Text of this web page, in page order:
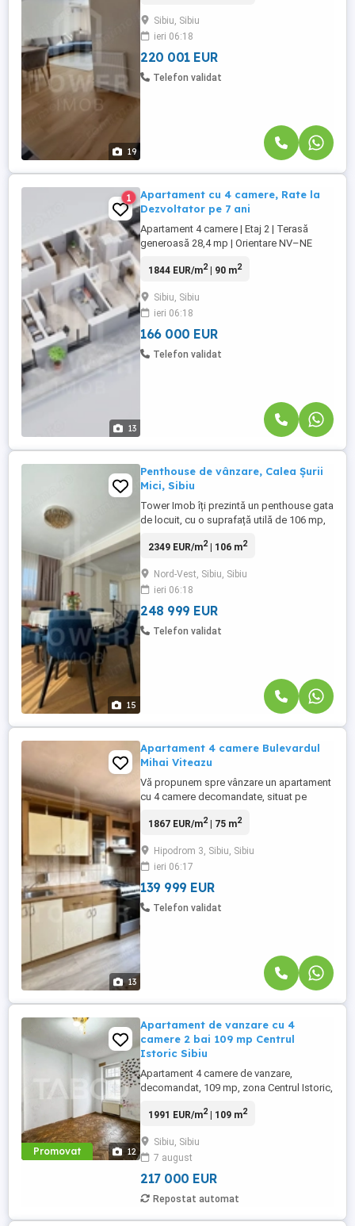
19
suprafața utilă). Compartimentare: 4
camere Living open-space cu bucătărie 2
dormitoare Birou 2 băi Hol Pod ...
Sibiu, Sibiu
ieri 06:18
220 001 EUR
Telefon validat
13
1
Apartament cu 4 camere, Rate la
Dezvoltator pe 7 ani
Apartament 4 camere | Etaj 2 | Terasă
generoasă 28,4 mp | Orientare NV–NE
apartament spațios cu 4 camere, situat la
rezidențial nou, construit la standarde
moderne de calitate și confort.
Proprietatea se remarcă prin suprafețe ...
1844 EUR/m2| 90 m2
Sibiu, Sibiu
ieri 06:18
166 000 EUR
Telefon validat
15
Penthouse de vânzare, Calea Șurii
Mici, Sibiu
Tower Imob îți prezintă un penthouse gata
de locuit, cu o suprafață utilă de 106 mp,
170 mp, ideală pentru relaxare și
ciubăr inclus în preț, oferind un plus de
confort și exclusivitate. Locuința este
compartimentată eficient ...
2349 EUR/m2| 106 m2
Nord-Vest, Sibiu, Sibiu
ieri 06:18
248 999 EUR
Telefon validat
13
Apartament 4 camere Bulevardul
Mihai Viteazu
Vă propunem spre vânzare un apartament
cu 4 camere decomandate, situat pe
Hipodrom din Sibiu, amplasat la etajul 8 al
de 75 mp, această locuință se remarcă
prin compartimentarea eficientă și spațiile
generoase, fiind ...
1867 EUR/m2| 75 m2
Hipodrom 3, Sibiu, Sibiu
ieri 06:17
139 999 EUR
Telefon validat
Promovat 12
Apartament de vanzare cu 4
camere 2 bai 109 mp Centrul
Istoric Sibiu
Apartament 4 camere de vanzare,
decomandat, 109 mp, zona Centrul Istoric,
apartament: • Principalul avantaj constituie
rezultand astfel o garsoniera si un
apartament, fiecare cu baie proprie; •
Geamuri cu vedere ...
1991 EUR/m2| 109 m2
Sibiu, Sibiu
7 august
217 000 EUR
Repostat automat